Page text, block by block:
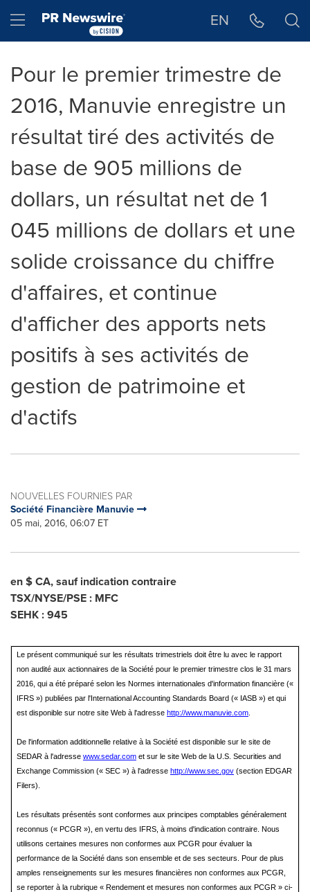
Hamburger menu EN
Pour le premier trimestre de
2016, Manuvie enregistre un
résultat tiré des activités de
base de 905 millions de
dollars, un résultat net de 1
045 millions de dollars et une
solide croissance du chiffre
d'affaires, et continue
d'afficher des apports nets
positifs à ses activités de
gestion de patrimoine et
d'actifs
NOUVELLES FOURNIES PAR
Société Financière Manuvie
05 mai, 2016, 06:07 ET
en $ CA, sauf indication contraire
TSX/NYSE/PSE : MFC
SEHK : 945
Le présent communiqué sur les résultats trimestriels doit être lu avec le rapport
non audité aux actionnaires de la Société pour le premier trimestre clos le 31 mars
2016, qui a été préparé selon les Normes internationales d'information financière («
IFRS ») publiées par l'International Accounting Standards Board (« IASB ») et qui
est disponible sur notre site Web à l'adresse http://www.manuvie.com
De l'information additionnelle relative à la Société est disponible sur le site de
SEDAR à l'adresse www.sedar.com et sur le site Web de la U.S. Securities and
Exchange Commission (« SEC ») à l'adresse http://www.sec.gov (section EDGAR
Filers).
Les résultats présentés sont conformes aux principes comptables généralement
reconnus (« PCGR »), en vertu des IFRS, à moins d'indication contraire. Nous
utilisons certaines mesures non conformes aux PCGR pour évaluer la
performance de la Société dans son ensemble et de ses secteurs. Pour de plus
amples renseignements sur les mesures financières non conformes aux PCGR,
se reporter à la rubrique « Rendement et mesures non conformes aux PCGR » ci-